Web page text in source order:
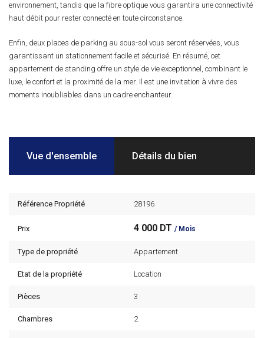
environnement, tandis que la fibre optique vous garantira une connectivité
haut débit pour rester connecté en toute circonstance.
Enfin, deux places de parking au sous-sol vous seront réservées, vous
garantissant un stationnement facile et sécurisé. En résumé, cet
appartement de standing offre un style de vie exceptionnel, combinant le
luxe, le confort et la proximité de la mer. Il est une invitation à vivre des
moments inoubliables dans un cadre enchanteur.
Vue d'ensemble Détails du bien
Référence Propriété 28196
Prix 4 000 DT / Mois
Type de propriété Appartement
Etat de la propriété Location
Pièces 3
Chambres 2